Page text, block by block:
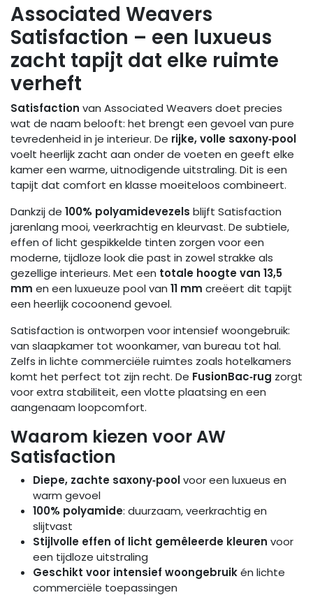
Associated Weavers
Satisfaction – een luxueus
zacht tapijt dat elke ruimte
verheft
Satisfaction van Associated Weavers doet precies
wat de naam belooft: het brengt een gevoel van pure
tevredenheid in je interieur. De rijke, volle saxony‑pool
voelt heerlijk zacht aan onder de voeten en geeft elke
kamer een warme, uitnodigende uitstraling. Dit is een
tapijt dat comfort en klasse moeiteloos combineert.
Dankzij de 100% polyamidevezels blijft Satisfaction
jarenlang mooi, veerkrachtig en kleurvast. De subtiele,
effen of licht gespikkelde tinten zorgen voor een
moderne, tijdloze look die past in zowel strakke als
gezellige interieurs. Met een totale hoogte van 13,5
mm en een luxueuze pool van 11 mm creëert dit tapijt
een heerlijk cocoonend gevoel.
Satisfaction is ontworpen voor intensief woongebruik:
van slaapkamer tot woonkamer, van bureau tot hal.
Zelfs in lichte commerciële ruimtes zoals hotelkamers
komt het perfect tot zijn recht. De FusionBac‑rug zorgt
voor extra stabiliteit, een vlotte plaatsing en een
aangenaam loopcomfort.
Waarom kiezen voor AW
Satisfaction
Diepe, zachte saxony‑poolvoor een luxueus en
warm gevoel
100% polyamide: duurzaam, veerkrachtig en
slijtvast
Stijlvolle effen of licht gemêleerde kleuren voor
een tijdloze uitstraling
Geschikt voor intensief woongebruikén lichte
commerciële toepassingen